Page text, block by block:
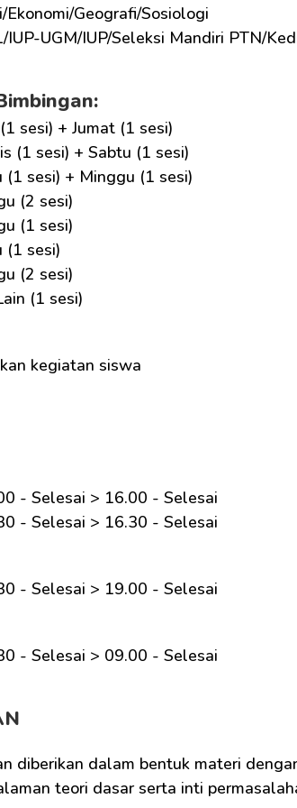
Geografi/Sosiologi
/IUP-UGM/IUP/Seleksi Mandiri PTN/
sesi) + Jumat (1 sesi)
(1 sesi) + Sabtu (1 sesi)
(1 sesi) + Minggu (1 sesi)
(2 sesi)
(1 sesi)
(1 sesi)
(2 sesi)
(1 sesi)
kegiatan siswa
- Selesai > 16.00 - Selesai
- Selesai > 16.30 - Selesai
- Selesai > 19.00 - Selesai
- Selesai > 09.00 - Selesai
diberikan dalam bentuk materi
teori dasar serta inti